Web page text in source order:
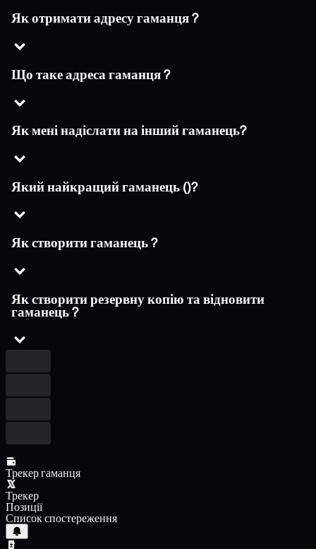
Як отримати адресу гаманця ?
Що таке адреса гаманця ?
Як мені надіслати на інший гаманець?
Який найкращий гаманець ()?
Як створити гаманець ?
Як створити резервну копію та відновити
гаманець ?
Трекер гаманця
Трекер
Позиції
Список спостереження